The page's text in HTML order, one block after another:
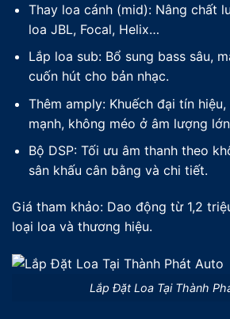
Thay loa cánh (mid): Nâng chất
loa JBL, Focal, Helix…
Lắp loa sub: Bổ sung bass sâu,
cuốn hút cho bản nhạc.
Thêm amply: Khuếch đại tín
mạnh, không méo ở âm lượng
Bộ DSP: Tối ưu âm thanh theo
sân khấu cân bằng và chi tiết.
Giá tham khảo: Dao động từ 1,2
loại loa và thương hiệu.
Lắp Đặt Loa Tại Thành